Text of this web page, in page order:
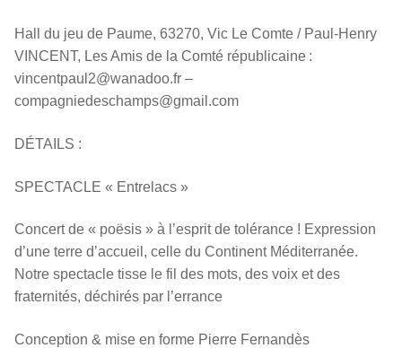
Hall du jeu de Paume, 63270, Vic Le Comte / Paul-Henry
VINCENT, Les Amis de la Comté républicaine :
vincentpaul2@wanadoo.fr –
compagniedeschamps@gmail.com
DÉTAILS :
SPECTACLE « Entrelacs »
Concert de « poësis » à l’esprit de tolérance ! Expression
d’une terre d’accueil, celle du Continent Méditerranée.
Notre spectacle tisse le fil des mots, des voix et des
fraternités, déchirés par l’errance
Conception & mise en forme Pierre Fernandès